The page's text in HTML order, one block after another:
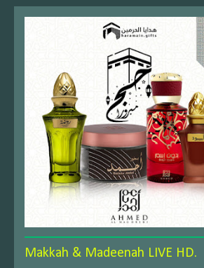
Makkah & Madeenah LIVE HD.